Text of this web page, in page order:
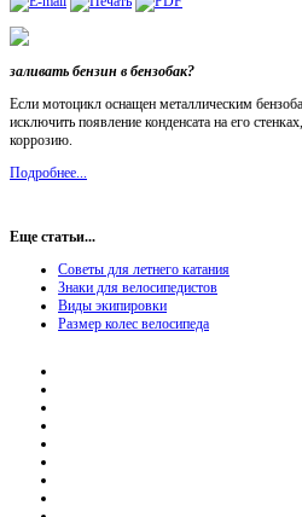
заливать бензин в бензобак?
Если мотоцикл оснащен металлическим
исключить появление конденсата на его
коррозию.
Подробнее...
Еще статьи...
Советы для летнего катания
Знаки для велосипедистов
Виды экипировки
Размер колес велосипеда